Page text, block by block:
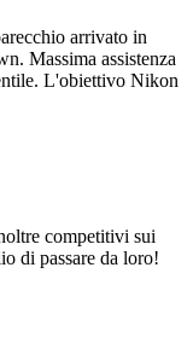
arrivato in
Massima assistenza
L'obiettivo Nikon
competitivi sui
di passare da loro!